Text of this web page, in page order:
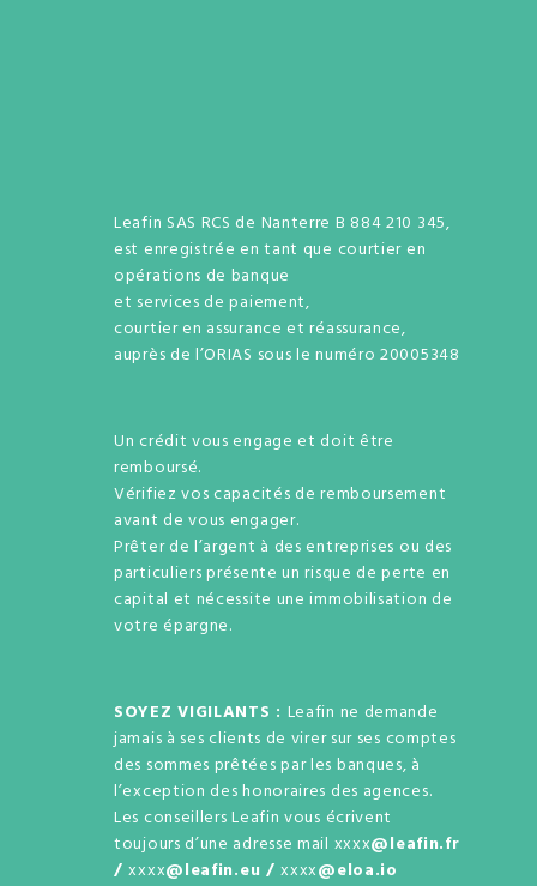
Leafin SAS RCS de Nanterre B 884 210 345,
est enregistrée en tant que courtier en
opérations de banque
et services de paiement,
courtier en assurance et réassurance,
auprès de l’ORIAS sous le numéro 20005348
Un crédit vous engage et doit être
remboursé.
Vérifiez vos capacités de remboursement
avant de vous engager.
Prêter de l’argent à des entreprises ou des
particuliers présente un risque de perte en
capital et nécessite une immobilisation de
votre épargne.
SOYEZ VIGILANTS : Leafin ne demande
jamais à ses clients de virer sur ses comptes
des sommes prêtées par les banques, à
l’exception des honoraires des agences.
Les conseillers Leafin vous écrivent
toujours d’une adresse mail xxxx@leafin.fr
/xxxx@leafin.eu /xxxx@eloa.io